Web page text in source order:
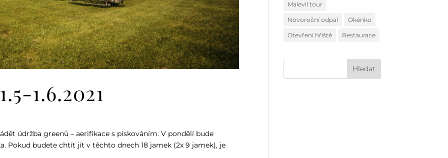
1.6.2021
údržba greenů – aerifikace s pískováním. V pondělí bude
Pokud budete chtít jít v těchto dnech 18 jamek (2x 9 jamek), je
Malevil tour
Novoroční odpal Okénko
Otevření hřiště Restaurace